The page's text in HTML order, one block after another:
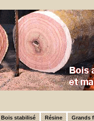
Bois stabilisé Résine Grands